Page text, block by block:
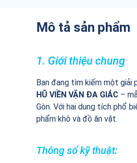
Mô tả sản phẩm
1. Giới thiệu chung
Bạn đang tìm kiếm một giải
HŨ VIỀN VẶN ĐA GIÁC –
Gòn. Với hai dung tích phổ
phẩm khô và đồ ăn vặt.
Thông số kỹ thuật: